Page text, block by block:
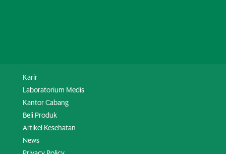
Karir
Laboratorium Medis
Kantor Cabang
Beli Produk
Artikel Kesehatan
News